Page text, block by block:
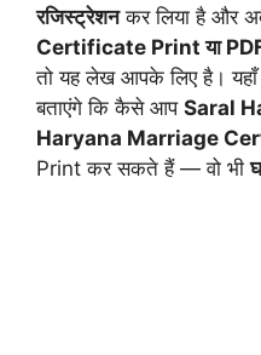
रजिस्ट्रेशनकर लिया है और
Certificate Print या
तो यह लेख आपके लिए है।
बताएंगे कि कैसे आप Saral
Haryana Marriage
Print कर सकते हैं — वो भी